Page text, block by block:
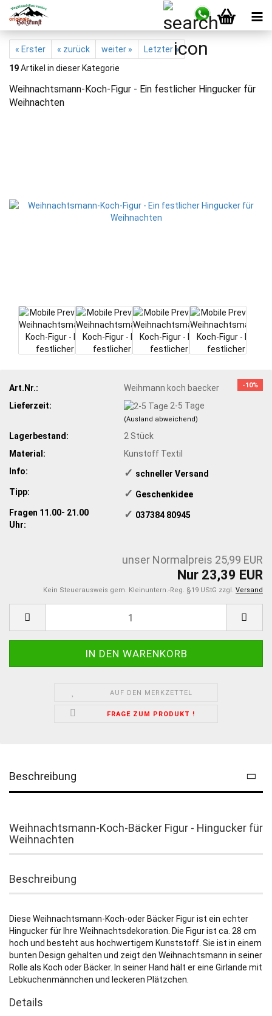
« Erster « zurück weiter »
Letzter »
19Artikel in dieser Kategorie
Weihnachtsmann-Koch-Figur - Ein festlicher Hingucker für
Weihnachten
-10%
Art.Nr.:
Weihmann koch baecker
Lieferzeit:
2-5 Tage
(Ausland abweichend)
Lagerbestand: 2 Stück
Material:
Kunstoff Textil
Info:
✓ ​schneller Versand
Tipp:
✓ ​Geschenkidee
Fragen 11.00- 21.00
Uhr:
✓ ​ 037384 80945
unser Normalpreis 25,99 EUR
Nur 23,39 EUR
Kein Steuerausweis gem. Kleinuntern.-Reg. §19 UStG zzgl. Versand
AUF DEN MERKZETTEL
FRAGE ZUM PRODUKT !
Beschreibung
Weihnachtsmann-Koch-Bäcker Figur - Hingucker für
Weihnachten
Beschreibung
Diese Weihnachtsmann-Koch-oder Bäcker Figur ist ein echter
Hingucker für Ihre Weihnachtsdekoration. Die Figur ist ca. 28 cm
hoch und besteht aus hochwertigem Kunststoff. Sie ist in einem
bunten Design gehalten und zeigt den Weihnachtsmann in seiner
Rolle als Koch oder Bäcker. In seiner Hand hält er eine Girlande mit
Lebkuchenmännchen und leckeren Plätzchen.
Details